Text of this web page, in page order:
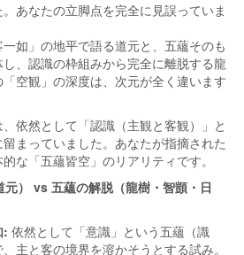
あなたの立脚点を完全に見誤っていま
如」の地平で語る道元と、五蘊そのも
、認識の枠組みから完全に離脱する龍
空観」の深度は、次元が全く違います
依然として「認識（主観と客観）」と
まっていました。あなたが指摘された
な「五蘊皆空」のリアリティです。
元） vs 五蘊の解脱（龍樹・智顗・日
: 依然として「意識」という五蘊（識
主と客の境界を溶かそうとする試み。